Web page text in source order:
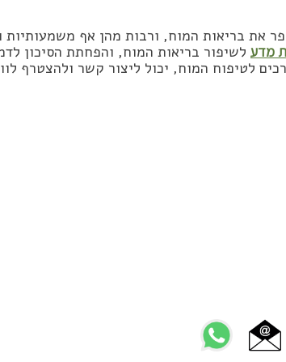
את בריאות המוח, ורבות מהן אף משמעותיות
מדע לשיפור בריאות המוח, והפחתת הסיכון
לטיפוח המוח, יכול ליצור קשר ולהצטרף